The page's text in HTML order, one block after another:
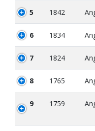
5 1842
6 1834
7 1824
8 1765
9 1759